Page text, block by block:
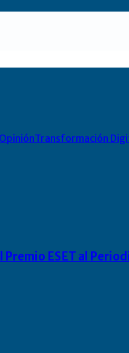
OpiniónTransformación
ESET al